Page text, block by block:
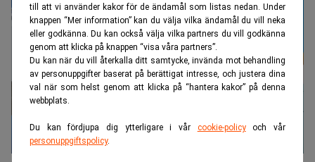
till att vi använder kakor för de ändamål som listas nedan. Under
knappen “Mer information” kan du välja vilka ändamål du vill neka
eller godkänna. Du kan också välja vilka partners du vill godkänna
genom att klicka på knappen “visa våra partners”.
Du kan när du vill återkalla ditt samtycke, invända mot behandling
av personuppgifter baserat på berättigat intresse, och justera dina
val när som helst genom att klicka på “hantera kakor” på denna
webbplats.
Du kan fördjupa dig ytterligare i vår cookie-policyoch vår
personuppgiftspolicy.